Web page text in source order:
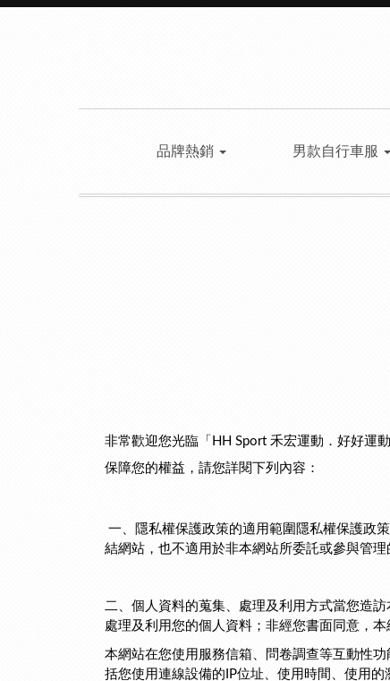
品牌熱銷 男款自行車服
非常歡迎您光臨「HH Sport 禾宏運動．好好運
保障您的權益，請您詳閱下列內容：
一、隱私權保護政策的適用範圍隱私權保護政
結網站，也不適用於非本網站所委託或參與管理
二、個人資料的蒐集、處理及利用方式當您造
處理及利用您的個人資料；非經您書面同意，
本網站在您使用服務信箱、問卷調查等互動性
括您使用連線設備的IP位址、使用時間、使用